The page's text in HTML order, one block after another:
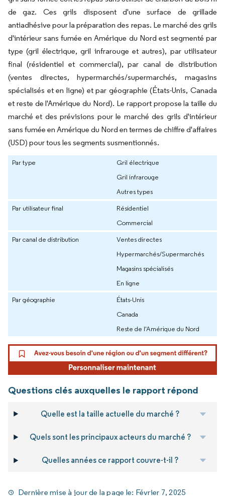
de gaz. Ces grils disposent d'une surface de grillade
antiadhésive pour la préparation des repas. Le marché des grils
d'intérieur sans fumée en Amérique du Nord est segmenté par
type (gril électrique, gril infrarouge et autres), par utilisateur
final (résidentiel et commercial), par canal de distribution
(ventes directes, hypermarchés/supermarchés, magasins
spécialisés et en ligne) et par géographie (États-Unis, Canada
et reste de l'Amérique du Nord). Le rapport propose la taille du
marché et des prévisions pour le marché des grils d'intérieur
sans fumée en Amérique du Nord en termes de chiffre d'affaires
(USD) pour tous les segments susmentionnés.
Par type
Gril électrique
Gril infrarouge
Autres types
Par utilisateur final
Résidentiel
Commercial
Par canal de distribution
Ventes directes
Hypermarchés/Supermarchés
Magasins spécialisés
En ligne
Par géographie
États-Unis
Canada
Reste de l'Amérique du Nord
Questions clés auxquelles le rapport répond
Quelle est la taille actuelle du marché ?
Quels sont les principaux acteurs du marché ?
Quelles années ce rapport couvre-t-il ?
Dernière mise à jour de la page le: Février 7, 2025